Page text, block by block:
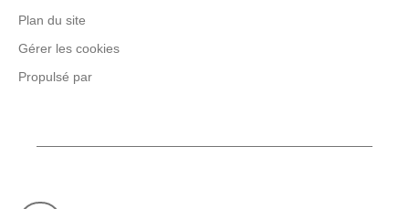
Plan du site
Gérer les cookies
Propulsé par